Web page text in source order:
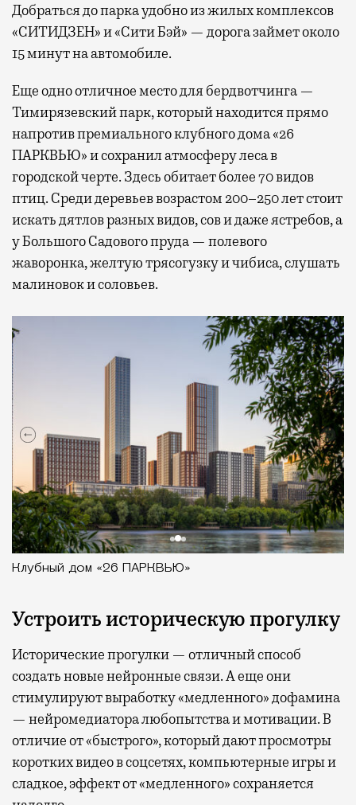
Добраться до парка удобно из жилых комплексов
«СИТИДЗЕН» и «Сити Бэй» — дорога займет около
15 минут на автомобиле.
Еще одно отличное место для бердвотчинга —
Тимирязевский парк, который находится прямо
напротив премиального клубного дома «26
ПАРКВЬЮ» и сохранил атмосферу леса в
городской черте. Здесь обитает более 70 видов
птиц. Среди деревьев возрастом 200–250 лет стоит
искать дятлов разных видов, сов и даже ястребов, а
у Большого Садового пруда — полевого
жаворонка, желтую трясогузку и чибиса, слушать
малиновок и соловьев.
Клубный дом «26 ПАРКВЬЮ»
Устроить историческую прогулку
Исторические прогулки — отличный способ
создать новые нейронные связи. А еще они
стимулируют выработку «медленного» дофамина
— нейромедиатора любопытства и мотивации. В
отличие от «быстрого», который дают просмотры
коротких видео в соцсетях, компьютерные игры и
сладкое, эффект от «медленного» сохраняется